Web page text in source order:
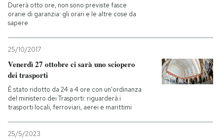
Durerà otto ore, non sono previste fasce
orarie di garanzia: gli orari e le altre cose da
sapere
25/10/2017
Venerdì 27 ottobre ci sarà uno sciopero
dei trasporti
È stato ridotto da 24 a 4 ore con un'ordinanza
del ministero dei Trasporti: riguarderà i
trasporti locali, ferroviari, aerei e marittimi
25/5/2023